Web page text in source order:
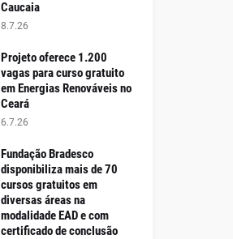
Caucaia
8.7.26
Projeto oferece 1.200
vagas para curso gratuito
em Energias Renováveis no
Ceará
6.7.26
Fundação Bradesco
disponibiliza mais de 70
cursos gratuitos em
diversas áreas na
modalidade EAD e com
certificado de conclusão